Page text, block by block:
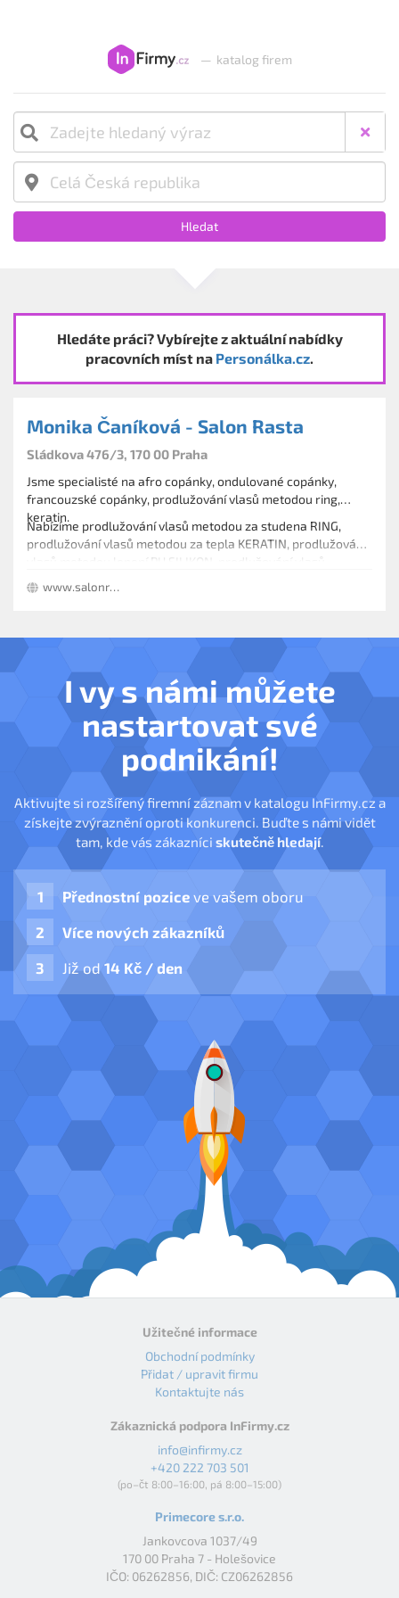
— katalog firem
Hledat
Hledáte práci? Vybírejte z aktuální nabídky
pracovních míst na Personálka.cz.
Monika Čaníková - Salon Rasta
Sládkova 476/3, 170 00 Praha
Jsme specialisté na afro copánky, ondulované copánky,
francouzské copánky, prodlužování vlasů metodou ring,
keratin.
Nabízíme prodlužování vlasů metodou za studena RING,
prodlužování vlasů metodou za tepla KERATIN, prodlužování
vlasů metodou lepení PU SILIKON, prodlužování vlasů
metodou NAŠÍVÁNÍM, metodou NAPLÉTÁNÍM RASTA
COPÁNKŮ. Používáme hlavně vlasy evropské,ale i na přání
www.salonrasta.cz
I vy s námi můžete
nastartovat své
podnikání!
Aktivujte si rozšířený firemní záznam v katalogu InFirmy.cz a
získejte zvýraznění oproti konkurenci. Buďte s námi vidět
tam, kde vás zákazníci skutečně hledají.
Přednostní pozice ve vašem oboru
Více nových zákazníků
Již od14 Kč / den
Užitečné informace
Obchodní podmínky
Přidat / upravit firmu
Kontaktujte nás
Zákaznická podpora InFirmy.cz
info@infirmy.cz
+420 222 703 501
(po–čt 8:00–16:00, pá 8:00–15:00)
Primecore s.r.o.
Jankovcova 1037/49
170 00 Praha 7 - Holešovice
IČO: 06262856, DIČ: CZ06262856